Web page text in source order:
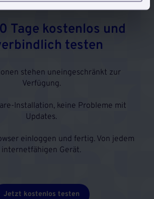
Tage kostenlos und
testen
stehen uneingeschränkt zur
Verfügung.
Installation, keine Probleme mit
Updates.
einloggen und fertig. Von jedem
internetfähigen Gerät.
Jetzt kostenlos testen